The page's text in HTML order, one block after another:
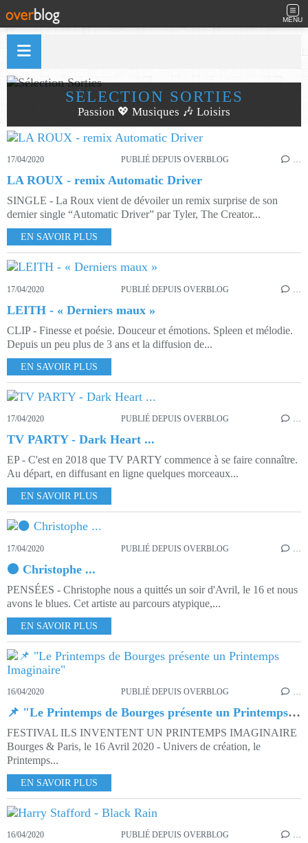
MENU
SÉLECTION SORTIES
Passion 💖 Musiques 🎶 Loisirs
17/04/2020 PUBLIÉ DEPUIS OVERBLOG …
LA ROUX - remix Automatic Driver
SINGLE - La Roux vient de dévoiler un remix surprise de son
dernier single “Automatic Driver” par Tyler, The Creator...
EN SAVOIR PLUS
17/04/2020 PUBLIÉ DEPUIS OVERBLOG
LEITH - « Derniers maux »
CLIP - Finesse et poésie. Douceur et émotions. Spleen et mélodie.
Depuis un peu plus de 3 ans et la diffusion de...
EN SAVOIR PLUS
17/04/2020 PUBLIÉ DEPUIS OVERBLOG …
TV PARTY - Dark Heart ...
EP - C'est en 2018 que TV PARTY commence à se faire connaître.
Au départ, en diffusant en ligne quelques morceaux...
EN SAVOIR PLUS
17/04/2020 PUBLIÉ DEPUIS OVERBLOG
⚫ Christophe ...
PENSÉES - Christophe nous a quittés un soir d'Avril, le 16 et nous
avons le blues. Cet artiste au parcours atypique,...
EN SAVOIR PLUS
16/04/2020 PUBLIÉ DEPUIS OVERBLOG …
📌 "Le Printemps de Bourges présente un Printemps Imaginaire"
FESTIVAL ILS INVENTENT UN PRINTEMPS IMAGINAIRE
Bourges & Paris, le 16 Avril 2020 - Univers de création, le
Printemps...
EN SAVOIR PLUS
16/04/2020 PUBLIÉ DEPUIS OVERBLOG …